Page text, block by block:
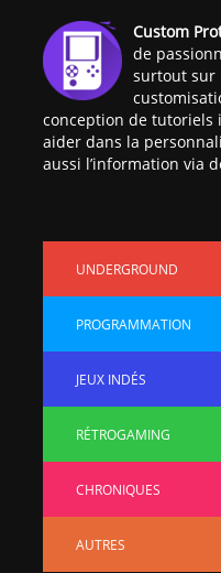
Custom
de
surtout sur
conception de tutoriels
aider dans la
aussi l’information via
UNDERGROUND
PROGRAMMATION
JEUX INDÉS
RÉTROGAMING
CHRONIQUES
AUTRES
[PS4] Le
fameux
6.72 /
[Vita] La
dévoile
vidéo